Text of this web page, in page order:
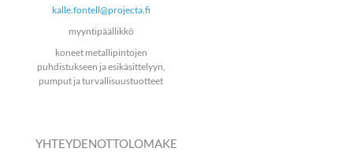
kalle.fontell@projecta.fi
myyntipäällikkö
koneet metallipintojen
puhdistukseen ja esikäsittelyyn,
pumput ja turvallisuustuotteet
YHTEYDENOTTOLOMAKE